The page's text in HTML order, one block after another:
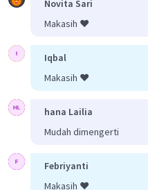
Novita Sari
Makasih ❤️
Iqbal
Makasih ❤️
hana Lailia
Mudah dimengerti
Febriyanti
Makasih ❤️